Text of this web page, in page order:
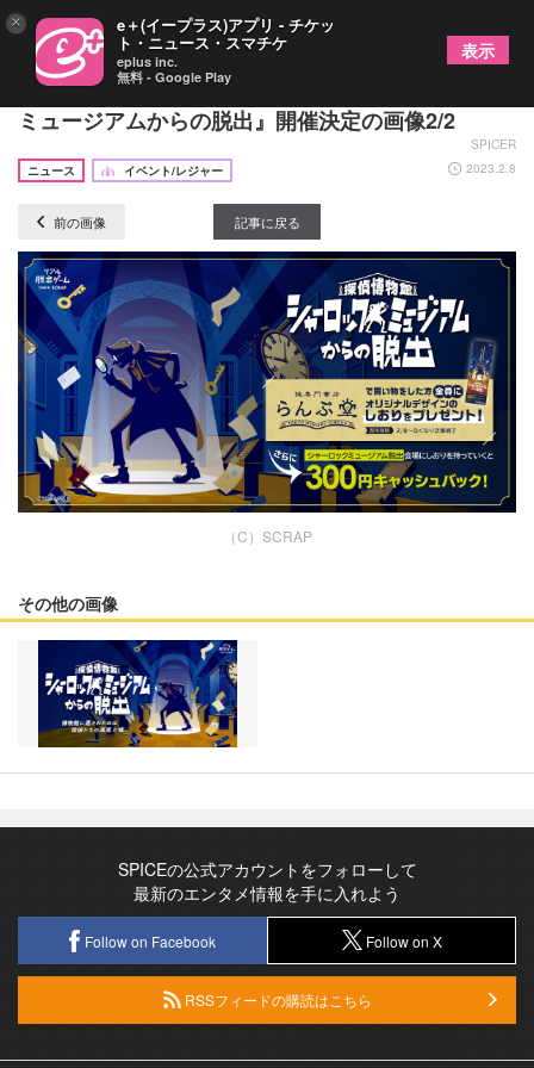
新作リアル脱出ゲーム『探偵博物館 シャーロック
ミュージアムからの脱出』開催決定の画像2/2
SPICER
ニュース
イベント/レジャー 2023.2.8
前の画像 記事に戻る
（C）SCRAP
その他の画像
SPICEの公式アカウントをフォローして
最新のエンタメ情報を手に入れよう
Follow on Facebook Follow on X
RSSフィードの購読はこちら
× e＋(イープラス)アプリ - チケッ
ト・ニュース・スマチケ
eplus inc.
無料 - Google Play
表示